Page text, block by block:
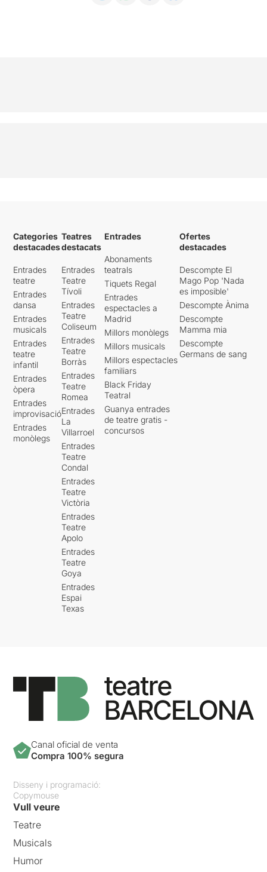
Categories
destacades
Entrades
teatre
Entrades
dansa
Entrades
musicals
Entrades
teatre
infantil
Entrades
òpera
Entrades
improvisació
Entrades
monòlegs
Teatres
destacats
Entrades
Teatre
Tívoli
Entrades
Teatre
Coliseum
Entrades
Teatre
Borràs
Entrades
Teatre
Romea
Entrades
La
Villarroel
Entrades
Teatre
Condal
Entrades
Teatre
Victòria
Entrades
Teatre
Apolo
Entrades
Teatre
Goya
Entrades
Espai
Texas
Entrades
Abonaments
teatrals
Tiquets Regal
Entrades
espectacles a
Madrid
Millors monòlegs
Millors musicals
Millors espectacles
familiars
Black Friday
Teatral
Guanya entrades
de teatre gratis -
concursos
Ofertes
destacades
Descompte El
Mago Pop 'Nada
es imposible'
Descompte Ànima
Descompte
Mamma mia
Descompte
Germans de sang
Canal oficial de venta
Compra 100% segura
Disseny i programació:
Copymouse
Vull veure
Teatre
Musicals
Humor